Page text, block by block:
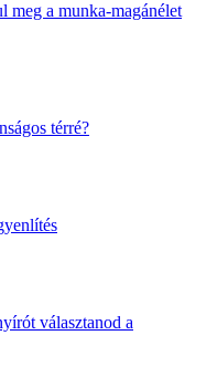
meg a munka-magánélet
térré?
választanod a